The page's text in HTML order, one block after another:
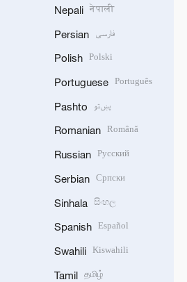
Nepali नेपाली
Persian فارسی
Polish Polski
Portuguese Português
Pashto پښتو
Romanian Română
Russian Русский
Serbian Српски
Sinhala සිංහල
Spanish Español
Swahili Kiswahili
Tamil தமிழ்